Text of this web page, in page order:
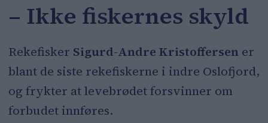
– Ikke fiskernes skyld
Rekefisker Sigurd-Andre Kristoffersener
blant de siste rekefiskerne i indre Oslofjord,
og frykter at levebrødet forsvinner om
forbudet innføres.